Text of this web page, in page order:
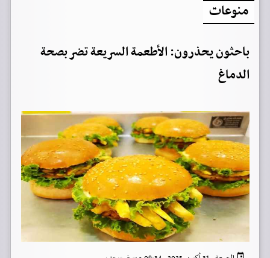
منوعات
باحثون يحذرون: الأطعمة السريعة تضر بصحة
الدماغ